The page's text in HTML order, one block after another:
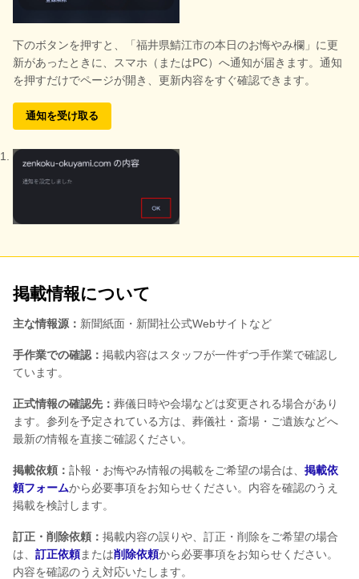
下のボタンを押すと、
「福井県鯖江市の本日のお悔やみ欄」に更
新があったときに、スマホ（またはPC）へ通知が届きます。通知
を押すだけでページが開き、更新内容をすぐ確認できます。
通知を受け取る
掲載情報について
主な情報源： 新聞紙面・新聞社公式Webサイトなど
手作業での確認： 掲載内容はスタッフが一件ずつ手作業で確認し
ています。
正式情報の確認先： 葬儀日時や会場などは変更される場合があり
ます。参列を予定されている方は、葬儀社・斎場・ご遺族などへ
最新の情報を直接ご確認ください。
掲載依頼： 訃報・お悔やみ情報の掲載をご希望の場合は、 掲載依
頼フォームから必要事項をお知らせください。内容を確認のうえ
掲載を検討します。
訂正・削除依頼： 掲載内容の誤りや、訂正・削除をご希望の場合
は、 訂正依頼または削除依頼から必要事項をお知らせください。
内容を確認のうえ対応いたします。